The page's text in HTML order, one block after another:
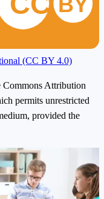
(CC BY 4.0)
Commons Attribution
permits unrestricted
provided the